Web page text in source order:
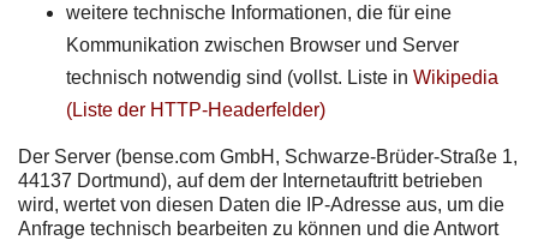
weitere technische Informationen, die für eine
Kommunikation zwischen Browser und Server
technisch notwendig sind (vollst. Liste in Wikipedia
(Liste der HTTP-Headerfelder)
Der Server (bense.com GmbH, Schwarze-Brüder-Straße 1,
44137 Dortmund), auf dem der Internetauftritt betrieben
wird, wertet von diesen Daten die IP-Adresse aus, um die
Anfrage technisch bearbeiten zu können und die Antwort